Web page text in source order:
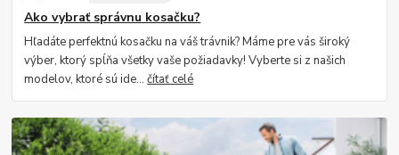
Ako vybrať správnu kosačku?
Hľadáte perfektnú kosačku na váš trávnik? Máme pre vás široký
výber, ktorý spĺňa všetky vaše požiadavky! Vyberte si z našich
modelov, ktoré sú ide...čítať celé